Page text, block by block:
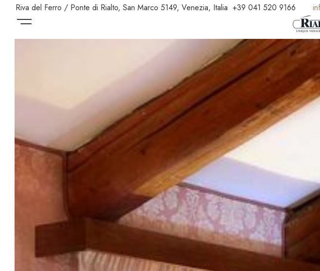
Menu
Riva del Ferro / Ponte di Rialto, San Marco 5149, Venezia, Italia +39 041 520 9166